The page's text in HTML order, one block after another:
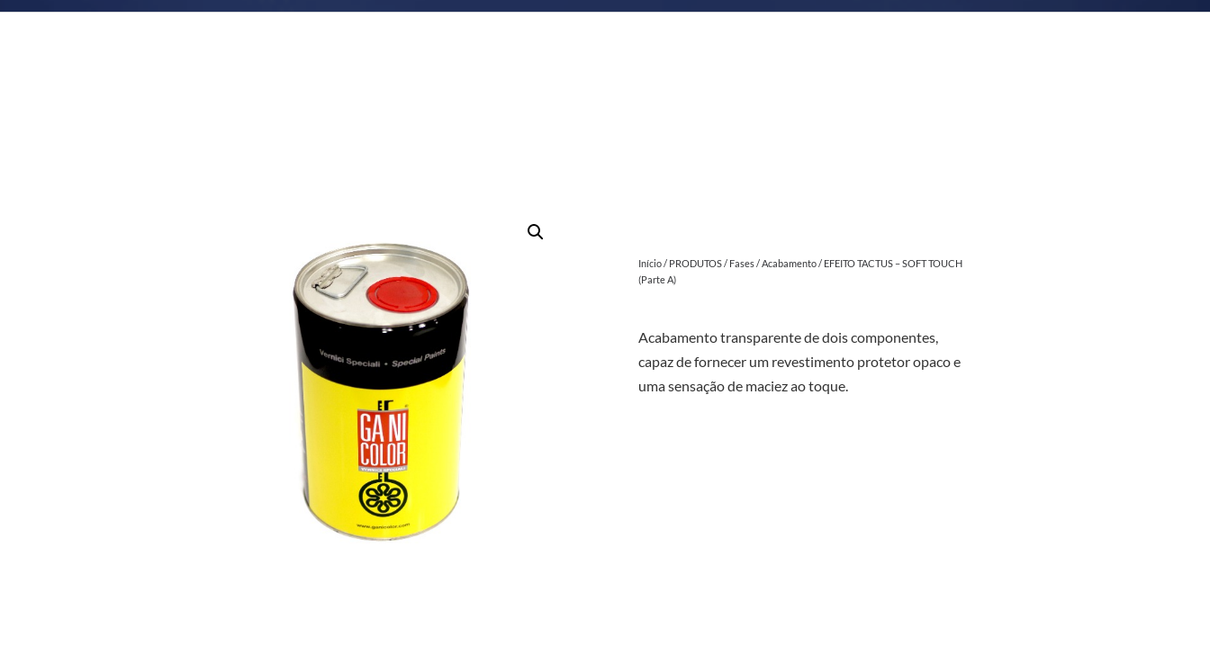
Início/ PRODUTOS/ Fases/ Acabamento/ EFEITO TACTUS – SOFT TOUCH
(Parte A)
Acabamento transparente de dois componentes,
capaz de fornecer um revestimento protetor opaco e
uma sensação de maciez ao toque.